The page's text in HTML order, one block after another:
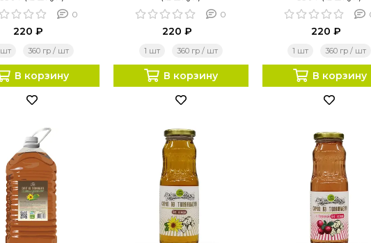
0
220 ₽
шт 360 гр / шт
В корзину
0
220 ₽
1 шт 360 гр / шт
В корзину
220 ₽
1 шт 360 гр / шт
В корзину